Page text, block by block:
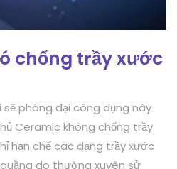
chống trầy xước
phóng đại công dụng này
Ceramic không chống trầy
hạn chế các dạng trầy xước
do thường xuyên sử